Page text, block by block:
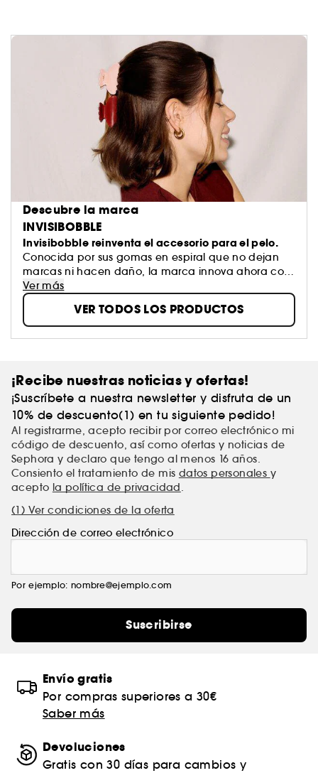
Descubre la marca
INVISIBOBBLE
Invisibobble reinventa el accesorio para el pelo.
Conocida por sus gomas en espiral que no dejan
marcas ni hacen daño, la marca innova ahora con
productos de moda como los kits de rizos sin calor.
Diseño, comodidad y fijación perfecta para todo
tipo de pelo. Peinados sin concesiones que causan
sensación.
Ver más
VER TODOS LOS PRODUCTOS
¡Recibe nuestras noticias y ofertas!
¡Suscríbete a nuestra newsletter y disfruta de un
10% de descuento(1) en tu siguiente pedido!
Al registrarme, acepto recibir por correo electrónico mi
código de descuento, así como ofertas y noticias de
Sephora y declaro que tengo al menos 16 años.
Consiento el tratamiento de mis datos personales y
acepto la política de privacidad.
(1) Ver condiciones de la oferta
Dirección de correo electrónico
Por ejemplo: nombre@ejemplo.com
Suscribirse
Envío gratis
Por compras superiores a 30€
Saber más
Devoluciones
Gratis con 30 días para cambios y